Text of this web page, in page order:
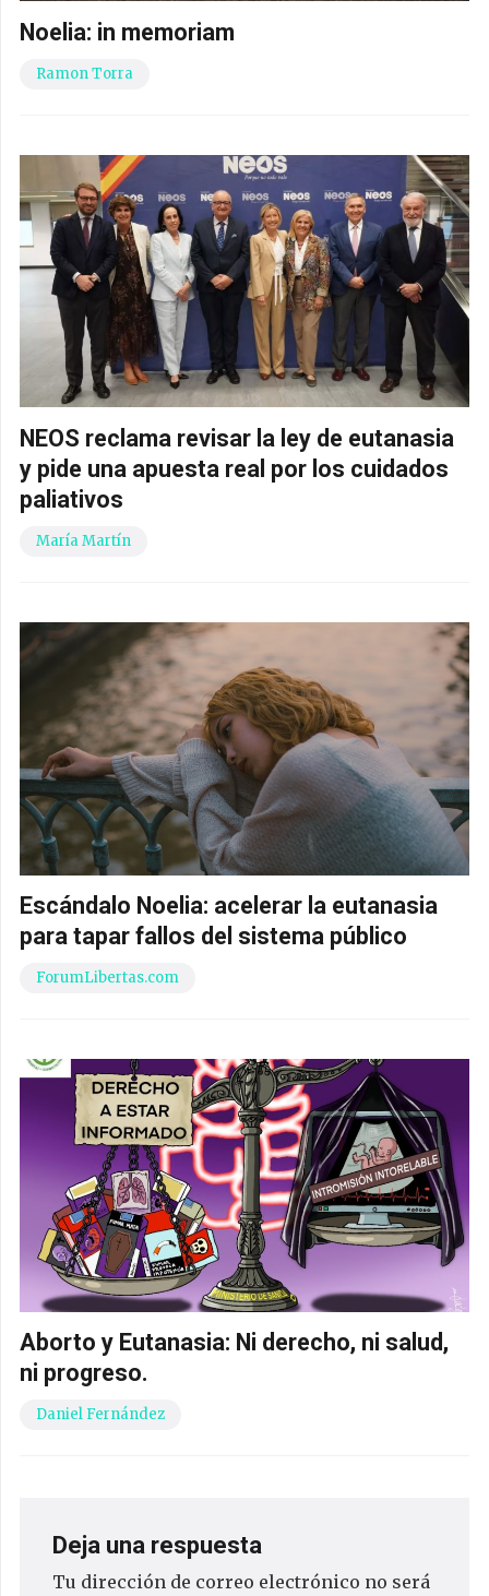
Noelia: in memoriam
Ramon Torra
NEOS reclama revisar la ley de eutanasia
y pide una apuesta real por los cuidados
paliativos
María Martín
Escándalo Noelia: acelerar la eutanasia
para tapar fallos del sistema público
ForumLibertas.com
Aborto y Eutanasia: Ni derecho, ni salud,
ni progreso.
Daniel Fernández
Deja una respuesta
Tu dirección de correo electrónico no será